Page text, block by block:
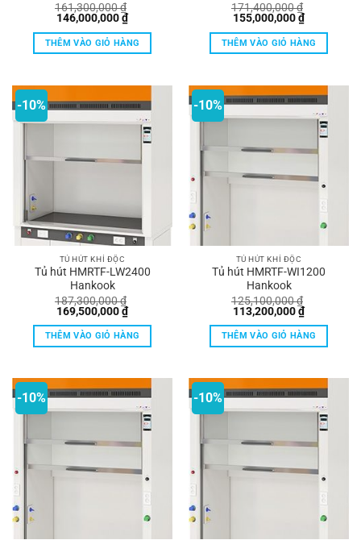
161,300,000₫
Giá
là:
161,300,000 ₫.
146,000,000₫Giá
hiện
tại
là:
THÊM VÀO GIỎ HÀNG
171,400,000₫
Giá
là:
171,400,000 ₫.
155,000,000₫Giá
hiện
tại
là:
THÊM VÀO GIỎ HÀNG
-10%
TỦ HÚT KHÍ ĐỘC
Tủ hút HMRTF-LW2400
Hankook
187,300,000₫
Giá
là:
187,300,000 ₫.
169,500,000₫Giá
hiện
tại
là:
169,500,000 ₫.
THÊM VÀO GIỎ HÀNG
-10%
TỦ HÚT KHÍ ĐỘC
Tủ hút HMRTF-WI1200
Hankook
125,100,000₫
Giá
là:
125,100,000 ₫.
113,200,000₫Giá
hiện
tại
là:
THÊM VÀO GIỎ HÀNG
-10% -10%